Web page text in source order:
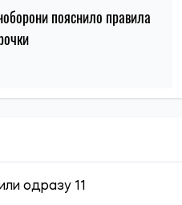
оприлюднила перші
роботу ШІ
за багаж у літаку:
уникнути